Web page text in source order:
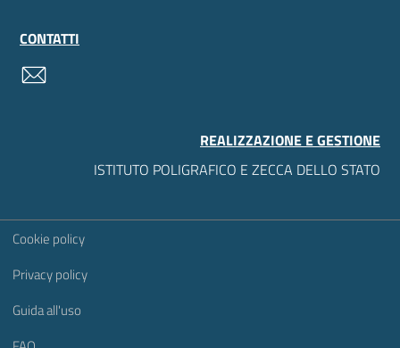
CONTATTI
REALIZZAZIONE E GESTIONE
ISTITUTO POLIGRAFICO E ZECCA DELLO STATO
Sezione Link Utili
Cookie policy
Privacy policy
Guida all'uso